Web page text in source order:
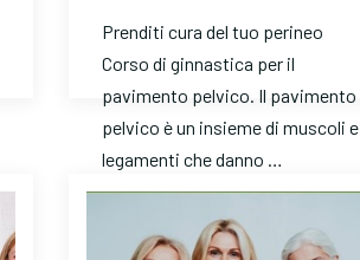
Prenditi cura del tuo perineo
Corso di ginnastica per il
pavimento pelvico. Il pavimento
pelvico è un insieme di muscoli e
legamenti che danno …